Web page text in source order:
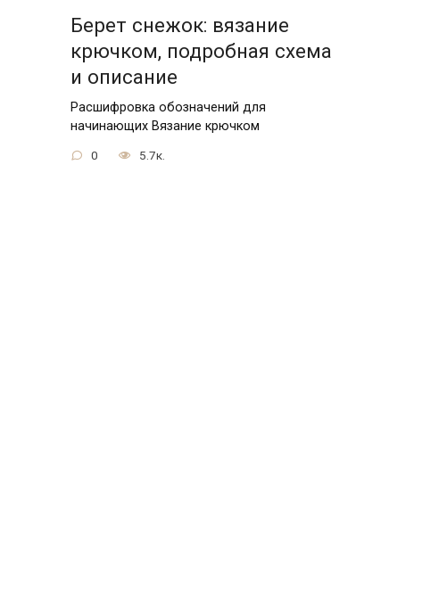
Берет снежок: вязание
крючком, подробная схема
и описание
Расшифровка обозначений для
начинающих Вязание крючком
0 5.7к.